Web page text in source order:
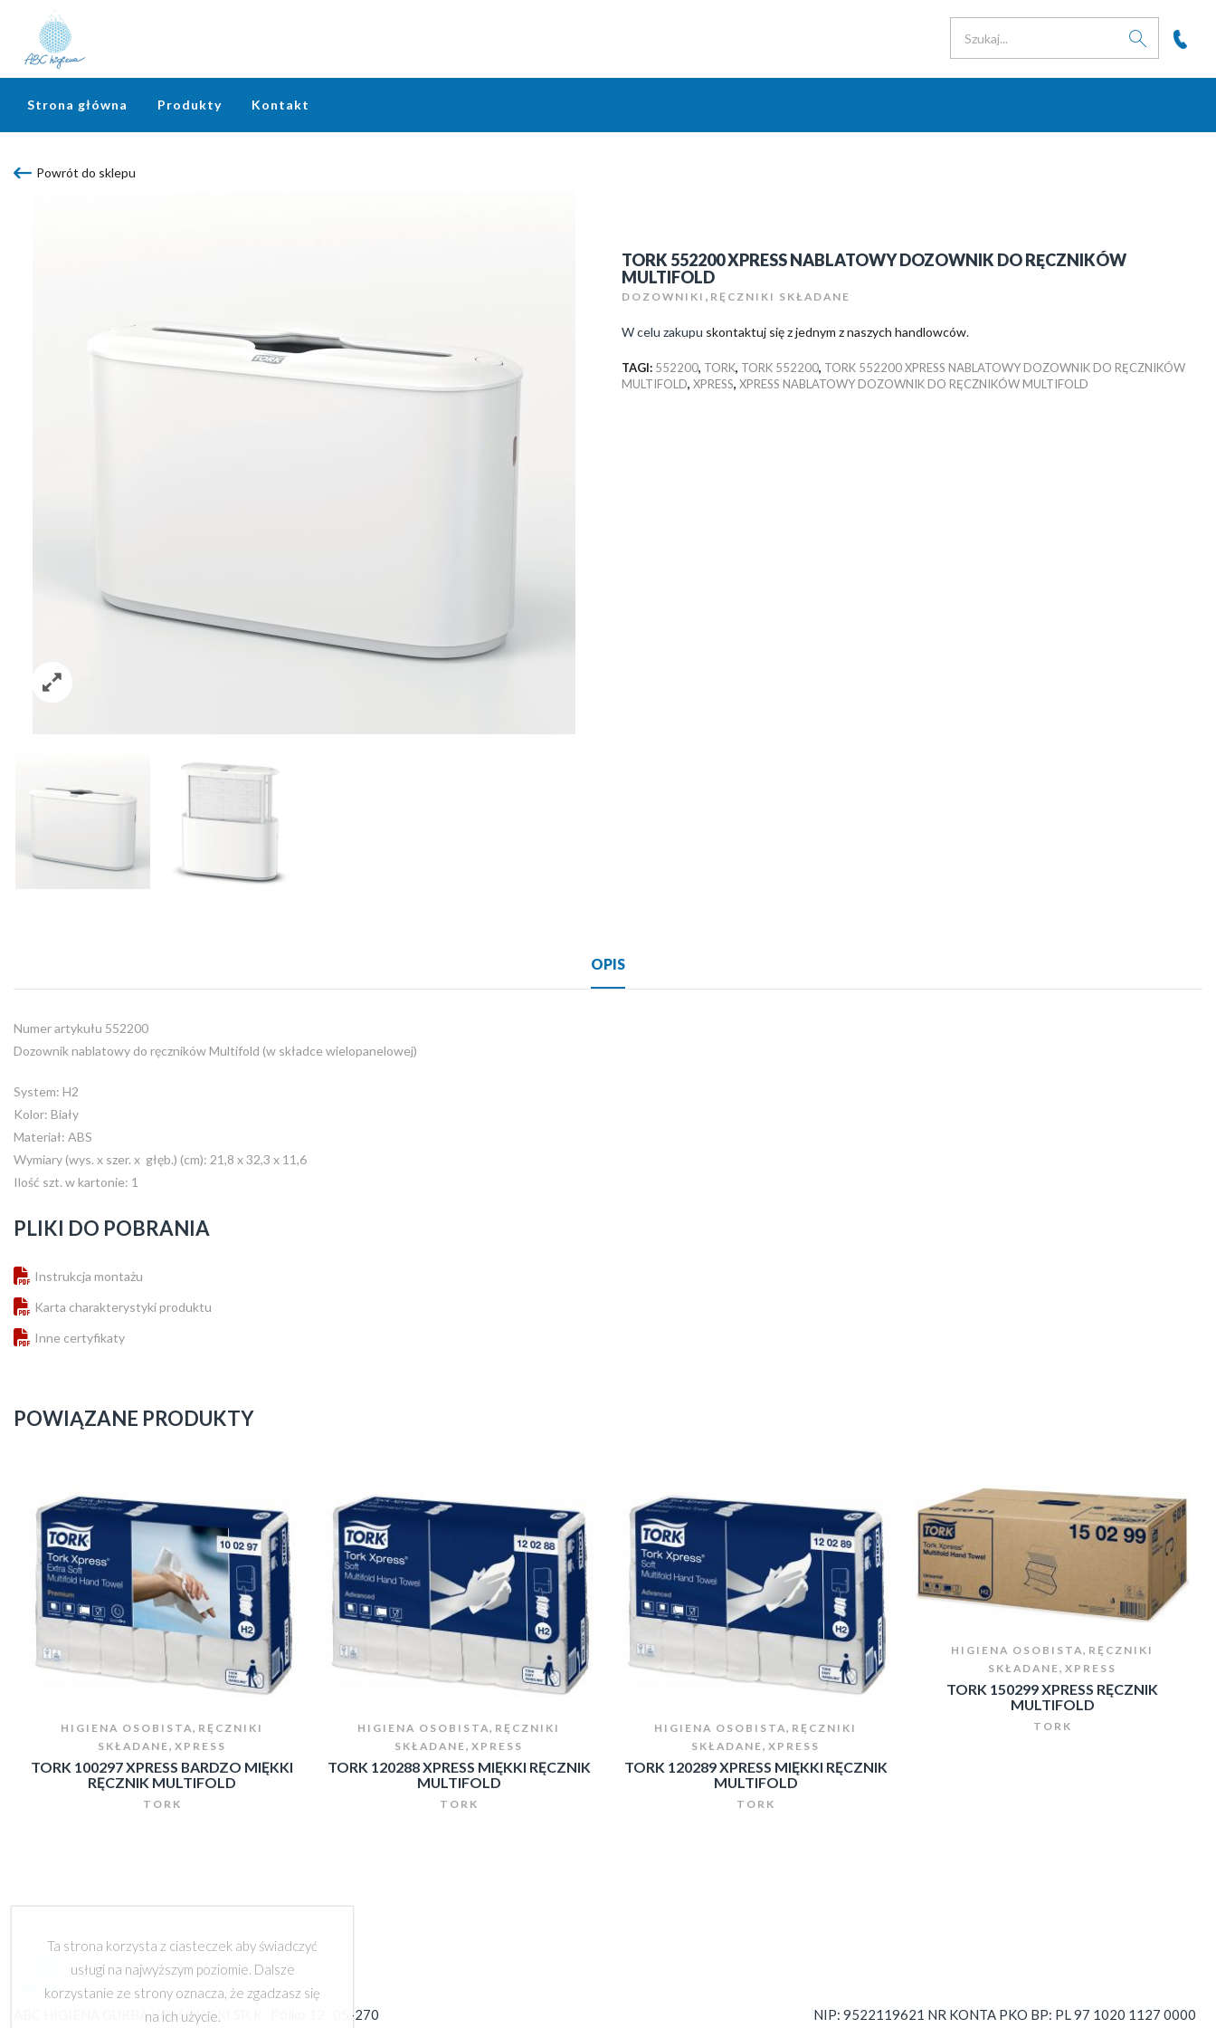
Ta strona korzysta z ciasteczek aby świadczyć
usługi na najwyższym poziomie. Dalsze
korzystanie ze strony oznacza, że zgadzasz się
na ich użycie.
Strona główna Produkty Kontakt
Powrót do sklepu
TORK 552200 XPRESS NABLATOWY DOZOWNIK DO RĘCZNIKÓW
MULTIFOLD
DOZOWNIKI , RĘCZNIKI SKŁADANE
W celu zakupu skontaktuj się z jednym z naszych handlowców.
TAGI: 552200, TORK, TORK 552200, TORK 552200 XPRESS NABLATOWY DOZOWNIK DO RĘCZNIKÓW
MULTIFOLD, XPRESS, XPRESS NABLATOWY DOZOWNIK DO RĘCZNIKÓW MULTIFOLD
OPIS
Numer artykułu 552200
Dozownik nablatowy do ręczników Multifold (w składce wielopanelowej)
System: H2
Kolor: Biały
Materiał: ABS
Wymiary (wys. x szer. x głęb.) (cm): 21,8 x 32,3 x 11,6
Ilość szt. w kartonie: 1
PLIKI DO POBRANIA
Instrukcja montażu
Karta charakterystyki produktu
Inne certyfikaty
POWIĄZANE PRODUKTY
HIGIENA OSOBISTA, RĘCZNIKI
SKŁADANE, XPRESS
TORK 100297 XPRESS BARDZO MIĘKKI
RĘCZNIK MULTIFOLD
TORK
HIGIENA OSOBISTA, RĘCZNIKI
SKŁADANE, XPRESS
TORK 120288 XPRESS MIĘKKI RĘCZNIK
MULTIFOLD
TORK
HIGIENA OSOBISTA, RĘCZNIKI
SKŁADANE, XPRESS
TORK 120289 XPRESS MIĘKKI RĘCZNIK
MULTIFOLD
TORK
HIGIENA OSOBISTA, RĘCZNIKI
SKŁADANE, XPRESS
TORK 150299 XPRESS RĘCZNIK
MULTIFOLD
TORK
ABC HIGIENA GURBA KRASOWSKI SP. K Pólko 12 05-270
NIP: 9522119621 NR KONTA PKO BP: PL 97 1020 1127 0000